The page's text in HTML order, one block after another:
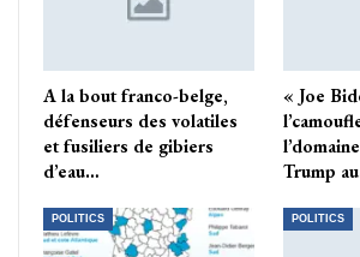
A la bout franco-belge,
défenseurs des volatiles
et fusiliers de gibiers
d’eau…
« Joe
Trump
POLITICS POLITICS